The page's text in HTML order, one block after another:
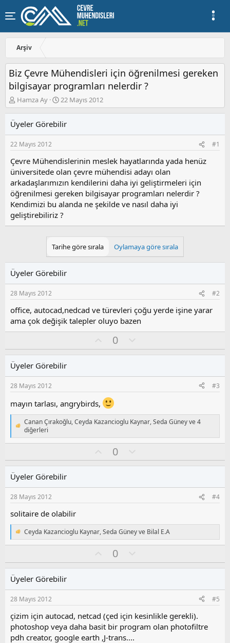
Arşiv
Biz Çevre Mühendisleri için öğrenilmesi gereken
bilgisayar programları nelerdir ?
K
o
u
y
u
a
ş
l
a
t
a
n
Hamza Ay
B
a
l
a
ı
ç
t
a
r
i
h
i
22 Mayıs 2012
Üyeler Görebilir
22 Mayıs 2012 #1
Çevre Mühendislerinin meslek hayatlarında yada henüz
üniversitede olan çevre mühendisi adayı olan
arkadaşlarımızın kendilerini daha iyi geliştirmeleri için
öğrenilmesi gereken bilgisayar programları nelerdir ?
Kendimizi bu alanda ne şekilde ve nasıl daha iyi
geliştirebiliriz ?
Tarihe göre sırala Oylamaya göre sırala
Üyeler Görebilir
28 Mayıs 2012 #2
office, autocad,nedcad ve türevleri çoğu yerde işine yarar
ama çok değişik talepler oluyo bazen
y
0
l
s
u
o
y
a
Üyeler Görebilir
28 Mayıs 2012 #3
mayın tarlası, angrybirds,
T
e
p
i
e
r
:
Canan Çırakoğlu,Ceyda Kazancioglu Kaynar,Seda Güneyve 4
diğerleri
y
0
l
s
u
o
y
l
Üyeler Görebilir
28 Mayıs 2012 #4
solitaire de olabilir
T
e
i
l
e
r
:
Ceyda Kazancioglu Kaynar,Seda Güneyve Bilal E.A
y
0
l
s
u
z
o
Üyeler Görebilir
28 Mayıs 2012 #5
çizim için autocad, netcad (çed için kesinlikle gerekli).
photoshop veya daha basit bir program olan photofiltre
pdh creator, google earth ,J-trans....